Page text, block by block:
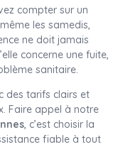
compter sur un
même les samedis,
ne doit jamais
concerne une fuite,
sanitaire.
des tarifs clairs et
Faire appel à notre
, c’est choisir la
fiable à tout